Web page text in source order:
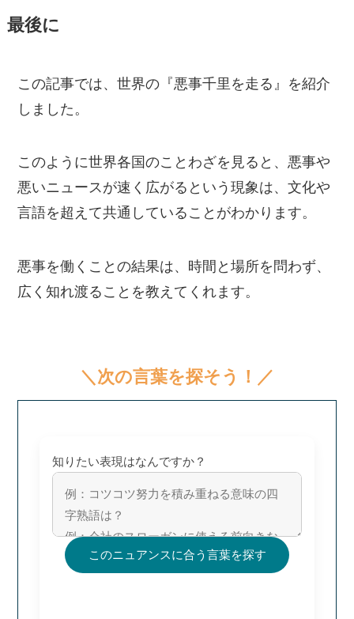
最後に
この記事では、世界の『悪事千里を走る』を紹介
しました。
このように世界各国のことわざを見ると、悪事や
悪いニュースが速く広がるという現象は、文化や
言語を超えて共通していることがわかります。
悪事を働くことの結果は、時間と場所を問わず、
広く知れ渡ることを教えてくれます。
＼次の言葉を探そう！／
知りたい表現はなんですか？
このニュアンスに合う言葉を探す